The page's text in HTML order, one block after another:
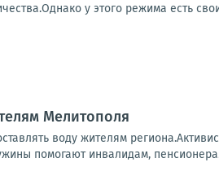
у этого режима есть
Мелитополя
воду жителям
помогают инвалидам,